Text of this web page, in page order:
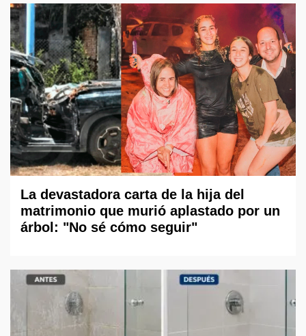
La devastadora carta de la hija del
matrimonio que murió aplastado por un
árbol: "No sé cómo seguir"